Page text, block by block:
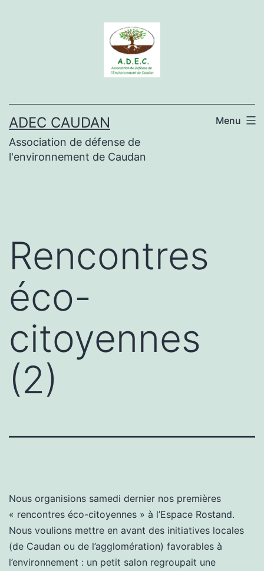
ADEC CAUDAN
Association de défense de
l'environnement de Caudan
Menu
Rencontres
éco-
citoyennes
(2)
Nous organisions samedi dernier nos premières
« rencontres éco-citoyennes » à l’Espace Rostand.
Nous voulions mettre en avant des initiatives locales
(de Caudan ou de l’agglomération) favorables à
l’environnement : un petit salon regroupait une